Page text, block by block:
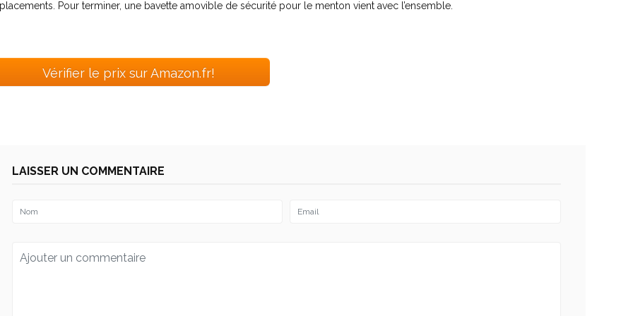
Pour terminer, une bavette amovible de sécurité pour le menton vient avec l’ensemble.
Vérifier le prix sur Amazon.fr!
LAISSER UN COMMENTAIRE